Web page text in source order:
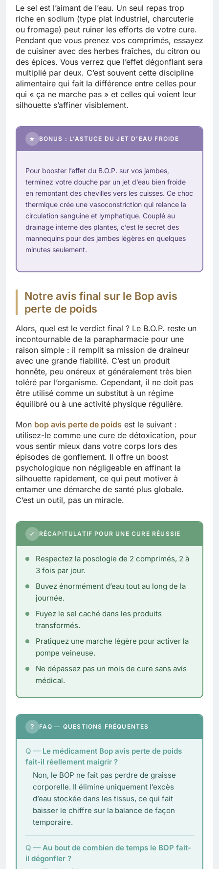
Le sel est l’aimant de l’eau. Un seul repas trop
riche en sodium (type plat industriel, charcuterie
ou fromage) peut ruiner les efforts de votre cure.
Pendant que vous prenez vos comprimés, essayez
de cuisiner avec des herbes fraîches, du citron ou
des épices. Vous verrez que l’effet dégonflant sera
multiplié par deux. C’est souvent cette discipline
alimentaire qui fait la différence entre celles pour
qui « ça ne marche pas » et celles qui voient leur
silhouette s’affiner visiblement.
★ BONUS : L’ASTUCE DU JET D’EAU FROIDE
Pour booster l’effet du B.O.P. sur vos jambes,
terminez votre douche par un jet d’eau bien froide
en remontant des chevilles vers les cuisses. Ce choc
thermique crée une vasoconstriction qui relance la
circulation sanguine et lymphatique. Couplé au
drainage interne des plantes, c’est le secret des
mannequins pour des jambes légères en quelques
minutes seulement.
Notre avis final sur le Bop avis
perte de poids
Alors, quel est le verdict final ? Le B.O.P. reste un
incontournable de la parapharmacie pour une
raison simple : il remplit sa mission de draineur
avec une grande fiabilité. C’est un produit
honnête, peu onéreux et généralement très bien
toléré par l’organisme. Cependant, il ne doit pas
être utilisé comme un substitut à un régime
équilibré ou à une activité physique régulière.
Mon bop avis perte de poids est le suivant :
utilisez-le comme une cure de détoxication, pour
vous sentir mieux dans votre corps lors des
épisodes de gonflement. Il offre un boost
psychologique non négligeable en affinant la
silhouette rapidement, ce qui peut motiver à
entamer une démarche de santé plus globale.
C’est un outil, pas un miracle.
✓ RÉCAPITULATIF POUR UNE CURE RÉUSSIE
Respectez la posologie de 2 comprimés, 2 à
3 fois par jour.
Buvez énormément d’eau tout au long de la
journée.
Fuyez le sel caché dans les produits
transformés.
Pratiquez une marche légère pour activer la
pompe veineuse.
Ne dépassez pas un mois de cure sans avis
médical.
? FAQ — QUESTIONS FRÉQUENTES
Le médicament Bop avis perte de poids
fait-il réellement maigrir ?
Non, le BOP ne fait pas perdre de graisse
corporelle. Il élimine uniquement l’excès
d’eau stockée dans les tissus, ce qui fait
baisser le chiffre sur la balance de façon
temporaire.
Au bout de combien de temps le BOP fait-
il dégonfler ?